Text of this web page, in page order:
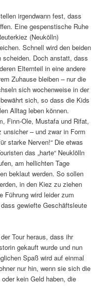
irgendwann fest, dass
Eine gespenstische Ruhe
(Neukölln)
Schnell wird den beiden
Doch anstatt, dass
Elternteil in eine andere
Zuhause bleiben – nur die
sich wochenweise in der
sich, so dass die Kids
Alltag leben können.
Finn-Ole, Mustafa und Rifat,
– und zwar in Form
starke Nerven!“ Die etwas
das „harte“ Neuklölln
am hellichten Tage
beklaut werden. So sollen
in den Kiez zu ziehen
Führung wird leider zum
gewiefte Geschäftsleute
Tour heraus, dass ihr
gekauft wurde und nun
Spaß wird auf einmal
nur hin, wenn sie sich die
kein Geld haben, die